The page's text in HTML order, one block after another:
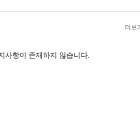
사항이 존재하지 않습니다.
더보